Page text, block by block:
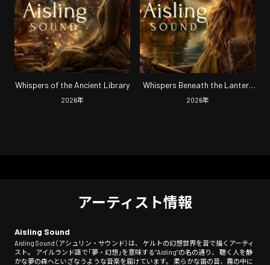
Whispers of the Ancient Library
2026年
Whispers Beneath the Lantern
Sky
2026年
アーティスト情報
Aisling Sound
Aisling Sound（アシュリン・サウンド）は、 ケルトの幻想世界を音で描くアーティ
スト。 アイルランド語で「夢・幻想」を意味する“Aisling”の名の通り、 聴く人を静
かな夢の森へといざなうような音楽を届けています。 柔らかな笛の音、霧の中に